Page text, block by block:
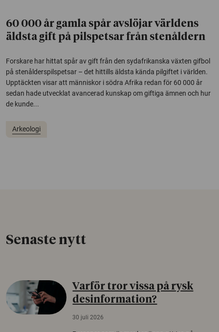
60 000 år gamla spår avslöjar världens
äldsta gift på pilspetsar från stenåldern
Forskare har hittat spår av gift från den sydafrikanska växten gifbol
på stenålderspilspetsar – det hittills äldsta kända pilgiftet i världen.
Upptäckten visar att människor i södra Afrika redan för 60 000 år
sedan hade utvecklat avancerad kunskap om giftiga ämnen och hur
de kunde...
Arkeologi
Senaste nytt
Varför tror vissa på rysk
desinformation?
30 juli 2026